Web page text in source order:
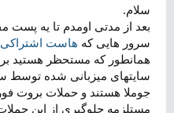
و
ع
سلام.
بعد از مدتی اومدم تا یه پست
سرور هایی که هاست اشتراکی
سایتهای میزبانی شده توسط
جوملا هستند و حملات بروت